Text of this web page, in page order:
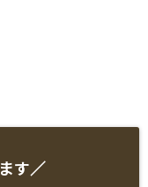
す／